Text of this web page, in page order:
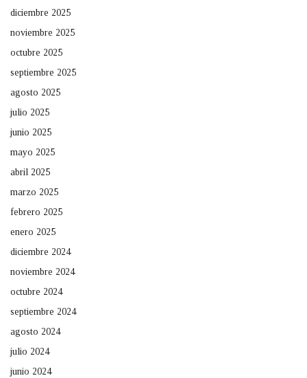
diciembre 2025
noviembre 2025
octubre 2025
septiembre 2025
agosto 2025
julio 2025
junio 2025
mayo 2025
abril 2025
marzo 2025
febrero 2025
enero 2025
diciembre 2024
noviembre 2024
octubre 2024
septiembre 2024
agosto 2024
julio 2024
junio 2024